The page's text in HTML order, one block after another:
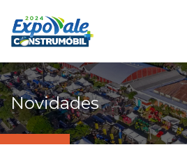
Novidades